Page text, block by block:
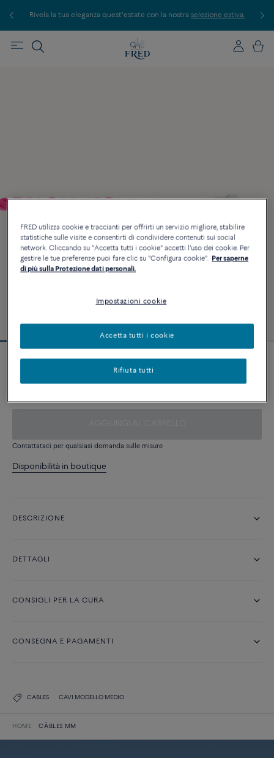
Rivela la tua eleganza quest'estate con la nostraselezione estiva. Scopri
280 €
Contattataci per qualsiasi domanda sulle misure
Disponibilità in boutique
DESCRIZIONE
DETTAGLI
CONSIGLI PER LA CURA
CONSEGNA E PAGAMENTI
CABLES CAVI MODELLO MEDIO
HOME CÂBLES MM
FRED utilizza cookie e traccianti per offrirti un servizio migliore, stabilire
statistiche sulle visite e consentirti di condividere contenuti sui social
network. Cliccando su "Accetta tutti i cookie" accetti l'uso dei cookie. Per
gestire le tue preferenze puoi fare clic su "Configura cookie". Per saperne
di più sulla Protezione dati personali.
Impostazioni cookie
Rifiuta tutti
Accetta tutti i cookie